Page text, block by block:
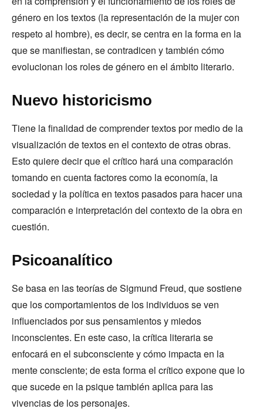
género en los textos (la representación de la mujer con
respeto al hombre), es decir, se centra en la forma en la
que se manifiestan, se contradicen y también cómo
evolucionan los roles de género en el ámbito literario.
Nuevo historicismo
Tiene la finalidad de comprender textos por medio de la
visualización de textos en el contexto de otras obras.
Esto quiere decir que el crítico hará una comparación
tomando en cuenta factores como la economía, la
sociedad y la política en textos pasados para hacer una
comparación e interpretación del contexto de la obra en
cuestión.
Psicoanalítico
Se basa en las teorías de Sigmund Freud, que sostiene
que los comportamientos de los individuos se ven
influenciados por sus pensamientos y miedos
inconscientes. En este caso, la crítica literaria se
enfocará en el subconsciente y cómo impacta en la
mente consciente; de esta forma el crítico expone que lo
que sucede en la psique también aplica para las
vivencias de los personajes.